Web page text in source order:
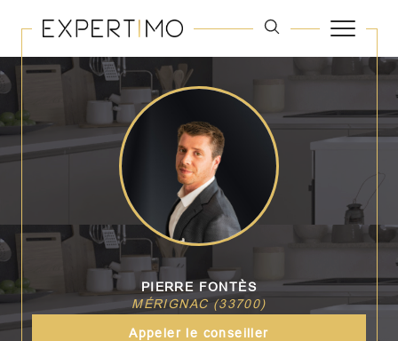
PIERRE FONTÈS
MÉRIGNAC (33700)
Appeler le conseiller